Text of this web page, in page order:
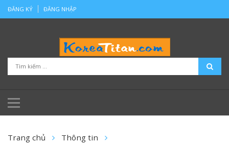
ĐĂNG KÝ ĐĂNG NHẬP
Trang chủ
Thông tin